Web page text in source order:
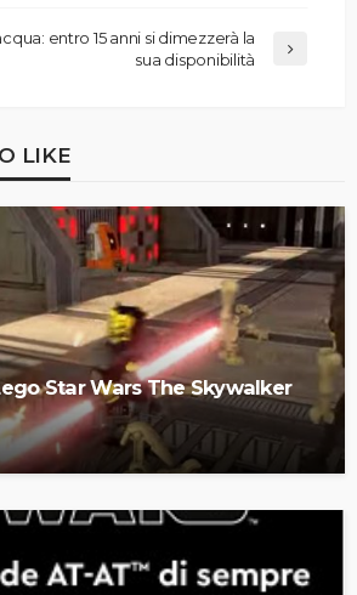
entro 15 anni si dimezzerà la
sua disponibilità
LIKE
Star Wars The Skywalker